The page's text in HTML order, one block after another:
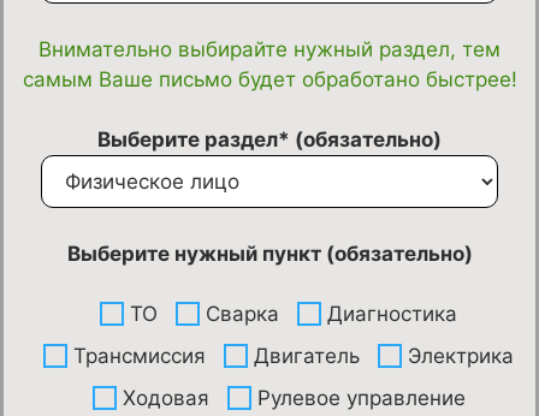
Внимательно выбирайте нужный раздел, тем
самым Ваше письмо будет обработано быстрее!
Выберите раздел* (обязательно)
Выберите нужный пункт (обязательно)
ТО Сварка
Диагностика
Трансмиссия
Двигатель
Электрика
Ходовая
Рулевое управление